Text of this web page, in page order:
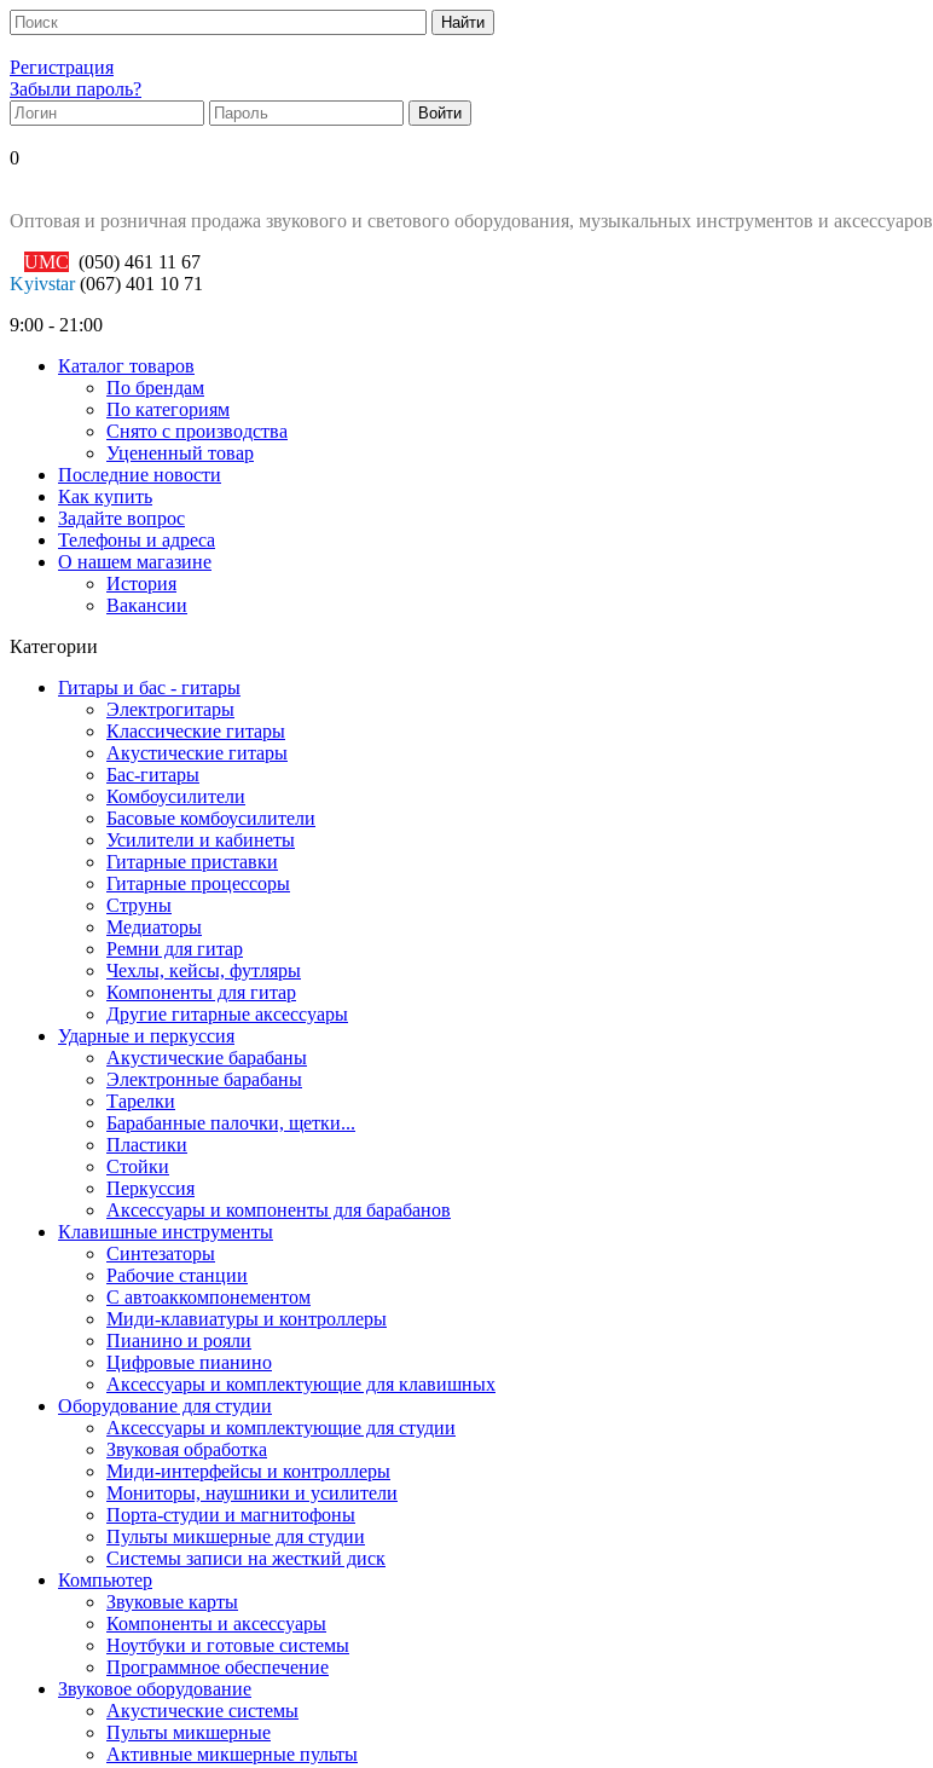
Регистрация
Забыли пароль?
0
Оптовая и розничная продажа звукового и светового оборудования, музыкальных инструментов и аксессуаров
UMC (050) 461 11 67
Kyivstar (067) 401 10 71
9:00 - 21:00
Каталог товаров
По брендам
По категориям
Снято с производства
Уцененный товар
Последние новости
Как купить
Задайте вопрос
Телефоны и адреса
О нашем магазине
История
Вакансии
Категории
Гитары и бас - гитары
Электрогитары
Классические гитары
Акустические гитары
Бас-гитары
Комбоусилители
Басовые комбоусилители
Усилители и кабинеты
Гитарные приставки
Гитарные процессоры
Струны
Медиаторы
Ремни для гитар
Чехлы, кейсы, футляры
Компоненты для гитар
Другие гитарные аксессуары
Ударные и перкуссия
Акустические барабаны
Электронные барабаны
Тарелки
Барабанные палочки, щетки...
Пластики
Стойки
Перкуссия
Аксессуары и компоненты для барабанов
Клавишные инструменты
Синтезаторы
Рабочие станции
С автоаккомпонементом
Миди-клавиатуры и контроллеры
Пианино и рояли
Цифровые пианино
Аксессуары и комплектующие для клавишных
Оборудование для студии
Аксессуары и комплектующие для студии
Звуковая обработка
Миди-интерфейсы и контроллеры
Мониторы, наушники и усилители
Порта-студии и магнитофоны
Пульты микшерные для студии
Системы записи на жесткий диск
Компьютер
Звуковые карты
Компоненты и аксессуары
Ноутбуки и готовые системы
Программное обеспечение
Звуковое оборудование
Акустические системы
Пульты микшерные
Активные микшерные пульты